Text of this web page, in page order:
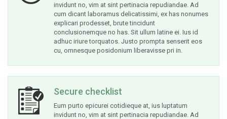
invidunt no, vim at sint pertinacia repudiandae. Ad
cum dicant laboramus delicatissimi, ex has nonumes
explicari prodesset, brute tincidunt
conclusionemque no has. Sit ullum latine ei. Ius id
adhuc iriure torquatos. Justo prompta senserit eos
cu, omnesque posidonium liberavisse pri in.
Secure checklist
Eum purto epicurei cotidieque at, ius luptatum
invidunt no, vim at sint pertinacia repudiandae. Ad